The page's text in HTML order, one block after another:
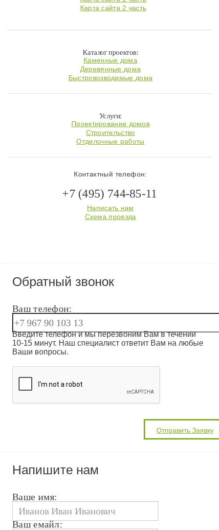
Карта сайта 2 часть
Каталог проектов:
Каменные дома
Деревянные дома
Быстровозводимые дома
Услуги:
Проектирование домов
Строительство
Отделочные работы
Контактный телефон:
+7 (495) 744-85-11
Написать нам
Схема проезда
Обратный звонок
Ваш телефон:
Введите телефон и мы перезвоним Вам в течении
10-15 минут. Наш специалист ответит Вам на любые
Ваши вопросы.
Напишите нам
Ваше имя:
Ваш емайл: